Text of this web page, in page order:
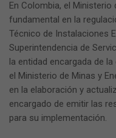
En Colombia, el Ministerio
fundamental en la
Técnico de Instalaciones
Superintendencia de
la entidad encargada de
el Ministerio de Minas y
en la elaboración y
encargado de emitir las
para su implementación.